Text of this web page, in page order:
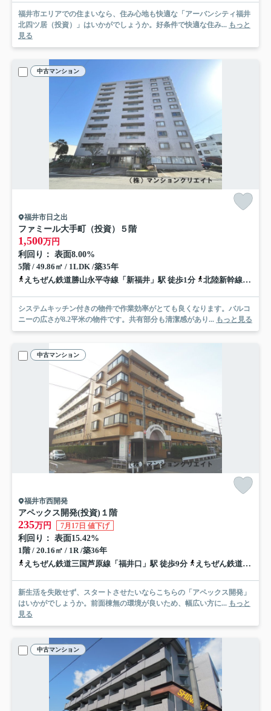
福井市エリアでの住まいなら、住み心地も快適な「アーバンシティ福井
北四ツ居（投資）」はいかがでしょうか。好条件で快適な住み... もっと
見る
中古マンション
福井市日之出
ファミール大手町（投資） ５階
1,500万円
利回り： 表面8.00%
5階 / 49.86㎡ / 1LDK /築35年
えちぜん鉄道勝山永平寺線「新福井」駅 徒歩1分
北陸新幹線「福井」駅 徒歩8分
システムキッチン付きの物件で作業効率がとても良くなります。バルコ
ニーの広さが8.2平米の物件です。共有部分も清潔感があり... もっと見る
中古マンション
福井市西開発
アペックス開発(投資) １階
235万円 7月17日 値下げ
利回り： 表面15.42%
1階 / 20.16㎡ / 1R /築36年
えちぜん鉄道三国芦原線「福井口」駅 徒歩9分
えちぜん鉄道三国芦原線「まつもと町屋」駅 徒歩10分
新生活を失敗せず、スタートさせたいならこちらの「アペックス開発」
はいかがでしょうか。前面棟無の環境が良いため、幅広い方に... もっと
見る
中古マンション